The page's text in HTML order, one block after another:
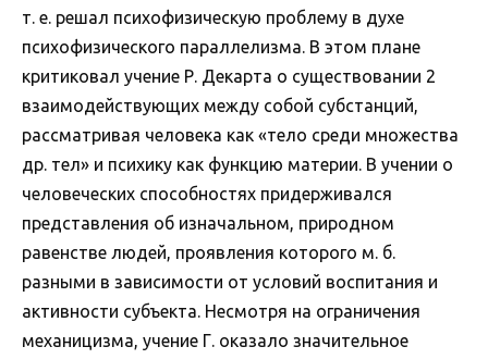
т. е. решал психофизическую проблему в духе
психофизического параллелизма. В этом плане
критиковал учение Р. Декарта о существовании 2
взаимодействующих между собой субстанций,
рассматривая человека как «тело среди множества
др. тел» и психику как функцию материи. В учении о
человеческих способностях придерживался
представления об изначальном, природном
равенстве людей, проявления которого м. б.
разными в зависимости от условий воспитания и
активности субъекта. Несмотря на ограничения
механицизма, учение Г. оказало значительное